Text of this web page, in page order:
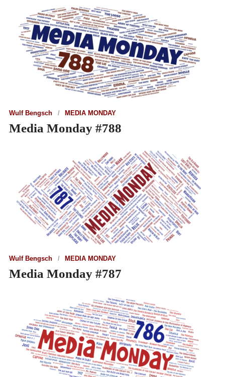
Wulf Bengsch MEDIA MONDAY
Media Monday #788
Wulf Bengsch MEDIA MONDAY
Media Monday #787